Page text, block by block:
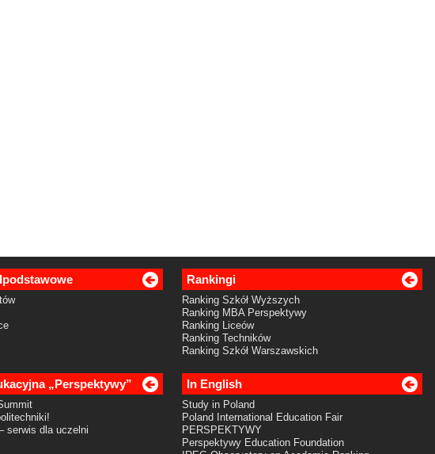
Rankingi
Ranking Szkół Wyższych
Ranking MBA Perspektywy
Ranking Liceów
Ranking Techników
Ranking Szkół Warszawskich
„Perspektywy”
serwis dla uczelni
In English
Study in Poland
Poland International Education Fair
PERSPEKTYWY
Perspektywy Education Foundation